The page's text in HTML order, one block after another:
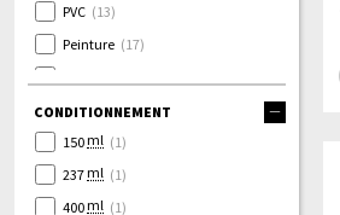
PVC (13)
Peinture (17)
Pneumatique (9)
Teck (4)
Tissu (12)
Tout matériaux
CONDITIONNEMENT
150ml (1)
237ml (1)
400ml (1)